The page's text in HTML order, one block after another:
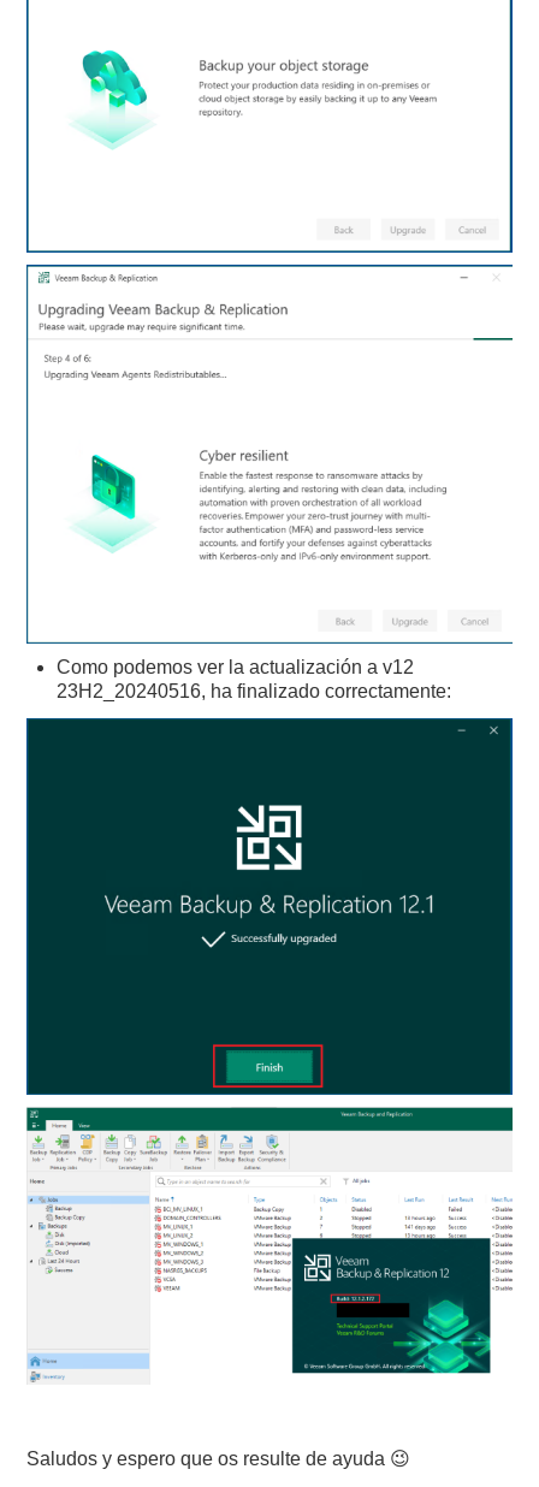
Como podemos ver la actualización a v12
23H2_20240516, ha finalizado correctamente:
Saludos y espero que os resulte de ayuda 😉